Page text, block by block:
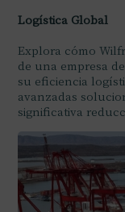
Logística Global
Explora cómo
de una empresa
su eficiencia
avanzadas
significativa